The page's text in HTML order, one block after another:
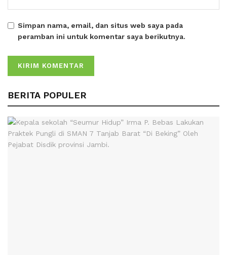
Simpan nama, email, dan situs web saya pada
peramban ini untuk komentar saya berikutnya.
BERITA POPULER